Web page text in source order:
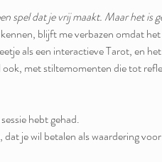
spel dat je vrij maakt. Maar het is
blijft me verbazen omdat
als een interactieve Tarot, en
ook, met stiltemomenten die tot
hebt gehad.
je wil betalen als waardering